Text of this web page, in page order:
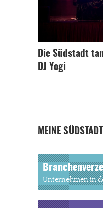
Die Südstadt
DJ Yogi
MEINE
Unternehmen in